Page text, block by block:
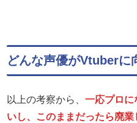
どんな声優がVtuberに
以上の考察から、 一応プロに
いし、このままだったら廃